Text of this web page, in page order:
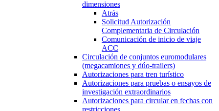
dimensiones
Atrás
Solicitud Autorización
Complementaria de Circulación
Comunicación de inicio de viaje
ACC
Circulación de conjuntos euromodulares
(megacamiones y dúo-trailers)
Autorizaciones para tren turístico
Autorizaciones para pruebas o ensayos de
investigación extraordinarios
Autorizaciones para circular en fechas con